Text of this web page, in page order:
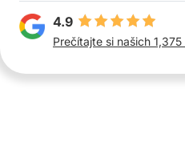
4.9
Prečítajte si našich